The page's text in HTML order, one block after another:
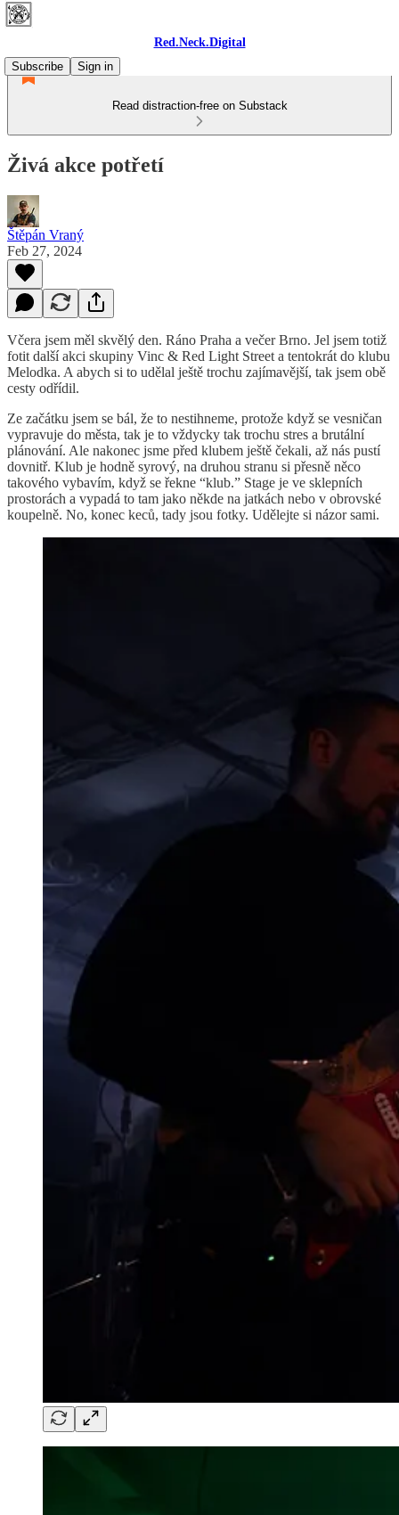
Red.Neck.Digital
Subscribe
Sign in
Read distraction-free on Substack
Živá akce potřetí
Štěpán Vraný
Feb 27, 2024
Včera jsem měl skvělý den. Ráno Praha a večer Brno. Jel jsem totiž
fotit další akci skupiny Vinc & Red Light Street a tentokrát do klubu
Melodka. A abych si to udělal ještě trochu zajímavější, tak jsem obě
cesty odřídil.
Ze začátku jsem se bál, že to nestihneme, protože když se vesničan
vypravuje do města, tak je to vždycky tak trochu stres a brutální
plánování. Ale nakonec jsme před klubem ještě čekali, až nás pustí
dovnitř. Klub je hodně syrový, na druhou stranu si přesně něco
takového vybavím, když se řekne “klub.” Stage je ve sklepních
prostorách a vypadá to tam jako někde na jatkách nebo v obrovské
koupelně. No, konec keců, tady jsou fotky. Udělejte si názor sami.